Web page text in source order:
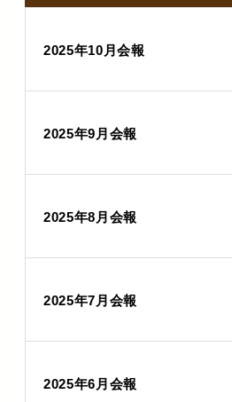
2025年10月会報
2025年9月会報
2025年8月会報
2025年7月会報
2025年6月会報